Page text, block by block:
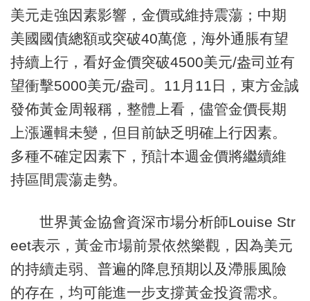
美元走強因素影響，金價或維持震蕩；中期
美國國債總額或突破40萬億，海外通脹有望
持續上行，看好金價突破4500美元/盎司並有
望衝擊5000美元/盎司。11月11日，東方金誠
發佈黃金周報稱，整體上看，儘管金價長期
上漲邏輯未變，但目前缺乏明確上行因素。
多種不確定因素下，預計本週金價將繼續維
持區間震蕩走勢。
世界黃金協會資深市場分析師Louise Str
eet表示，黃金市場前景依然樂觀，因為美元
的持續走弱、普遍的降息預期以及滯脹風險
的存在，均可能進一步支撐黃金投資需求。